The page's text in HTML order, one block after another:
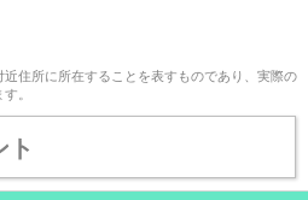
住所に所在することを表すものであり、実際の
。
ト